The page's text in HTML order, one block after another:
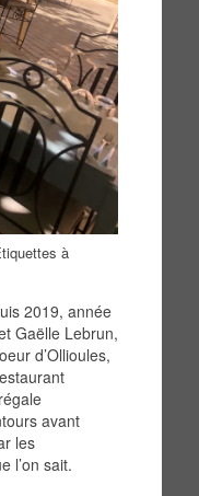
à
2019, année
Gaëlle Lebrun,
d’Ollioules,
avant
les
l’on sait.